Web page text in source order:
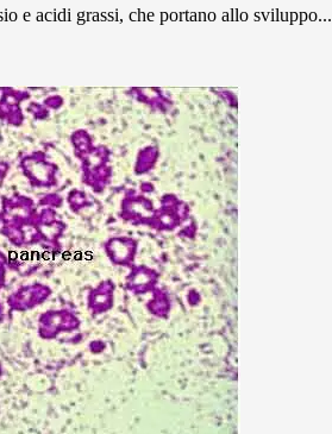
e acidi grassi, che portano allo sviluppo...